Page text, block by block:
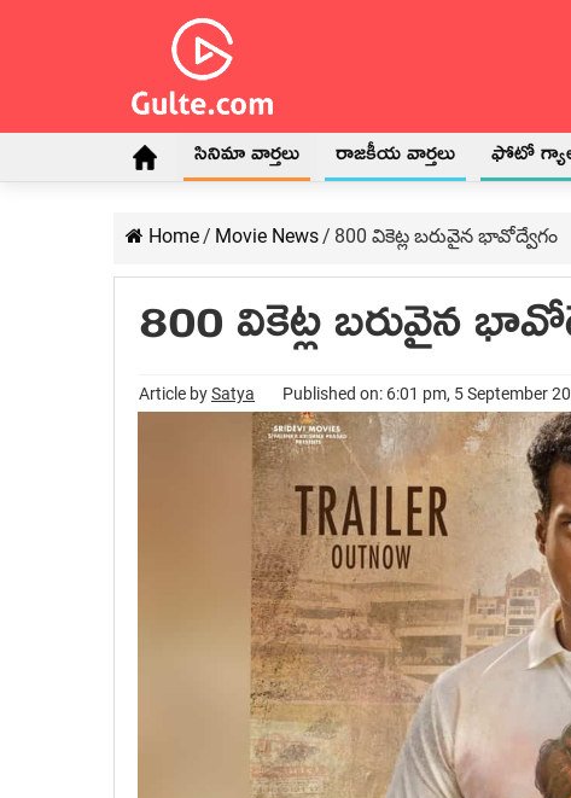
సినిమా వార్తలు రాజకీయ వార్తలు ఫోటో
Home/ Movie News/ 800 వికెట్ల బరువైన భావోద్వేగం
800 వికెట్ల బరువైన
Article bySatya Published on: 6:01 pm, 5 September